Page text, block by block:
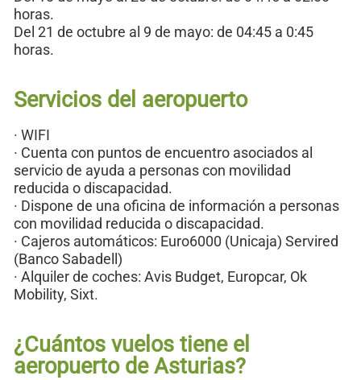
horas.
Del 21 de octubre al 9 de mayo: de 04:45 a 0:45
horas.
Servicios del aeropuerto
· WIFI
· Cuenta con puntos de encuentro asociados al
servicio de ayuda a personas con movilidad
reducida o discapacidad.
· Dispone de una oficina de información a personas
con movilidad reducida o discapacidad.
· Cajeros automáticos: Euro6000 (Unicaja) Servired
(Banco Sabadell)
· Alquiler de coches: Avis Budget, Europcar, Ok
Mobility, Sixt.
¿Cuántos vuelos tiene el
aeropuerto de Asturias?